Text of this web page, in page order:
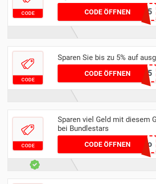
CODE CODE ÖFFNEN
FANATICAL15
CODE
Sparen Sie bis zu 5% auf
CODE ÖFFNENVERIFIED5
CODE
Sparen viel Geld mit diesem
bei Bundlestars
CODE ÖFFNEN lollujo